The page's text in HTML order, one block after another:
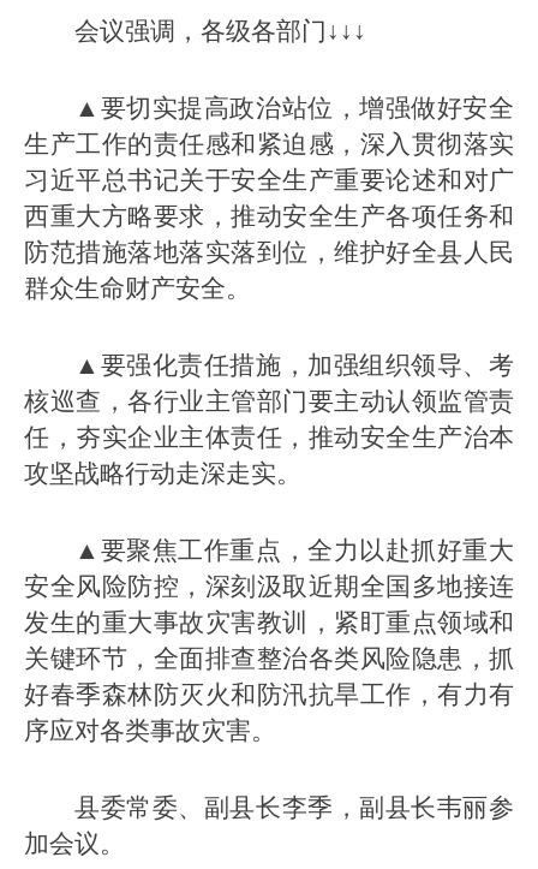
会议强调，各级各部门↓↓↓
▲要切实提高政治站位，增强做好安全
生产工作的责任感和紧迫感，深入贯彻落实
习近平总书记关于安全生产重要论述和对广
西重大方略要求，推动安全生产各项任务和
防范措施落地落实落到位，维护好全县人民
群众生命财产安全。
▲要强化责任措施，加强组织领导、考
核巡查，各行业主管部门要主动认领监管责
任，夯实企业主体责任，推动安全生产治本
攻坚战略行动走深走实。
▲要聚焦工作重点，全力以赴抓好重大
安全风险防控，深刻汲取近期全国多地接连
发生的重大事故灾害教训，紧盯重点领域和
关键环节，全面排查整治各类风险隐患，抓
好春季森林防灭火和防汛抗旱工作，有力有
序应对各类事故灾害。
县委常委、副县长李季，副县长韦丽参
加会议。